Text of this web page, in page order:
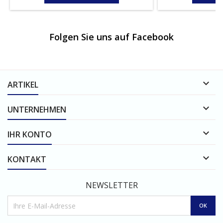
Folgen Sie uns auf Facebook
ARTIKEL 
UNTERNEHMEN 
IHR KONTO 
KONTAKT 
NEWSLETTER